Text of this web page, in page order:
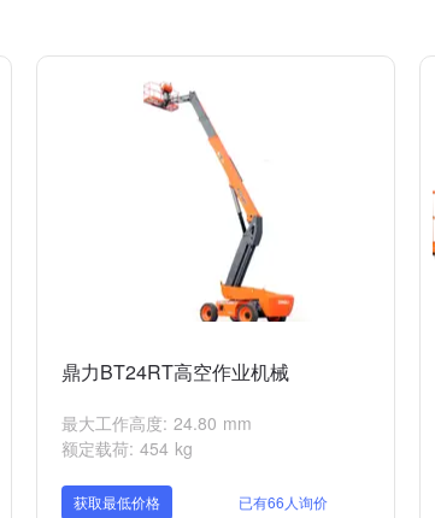
鼎力BT24RT高空作业机械
最大工作高度: 24.80 mm
额定载荷: 454 kg
获取最低价格 已有66人询价